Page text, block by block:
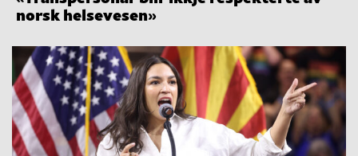
norsk helsevesen»